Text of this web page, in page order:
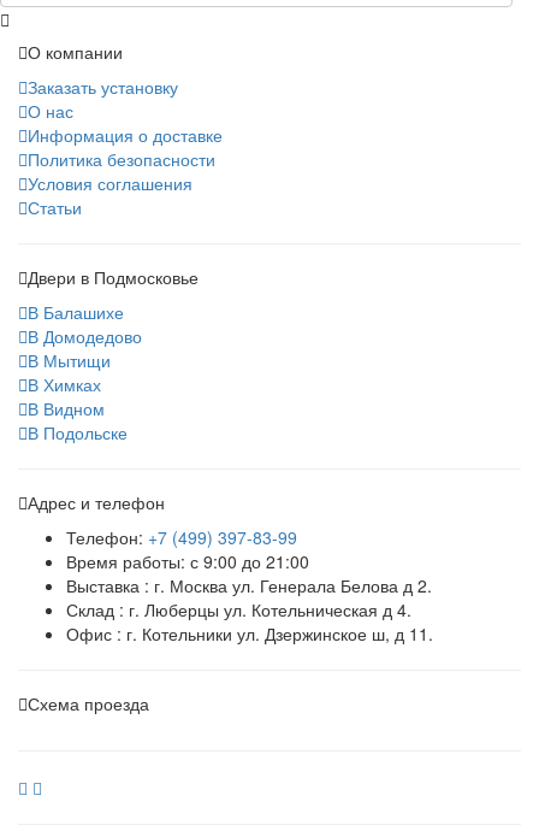
О компании
Заказать установку
О нас
Информация о доставке
Политика безопасности
Условия соглашения
Статьи
Двери в Подмосковье
В Балашихе
В Домодедово
В Мытищи
В Химках
В Видном
В Подольске
Адрес и телефон
Телефон: +7 (499) 397-83-99
Время работы: с 9:00 до 21:00
Выставка : г. Москва ул. Генерала Белова д 2.
Склад : г. Люберцы ул. Котельническая д 4.
Офис : г. Котельники ул. Дзержинское ш, д 11.
Схема проезда